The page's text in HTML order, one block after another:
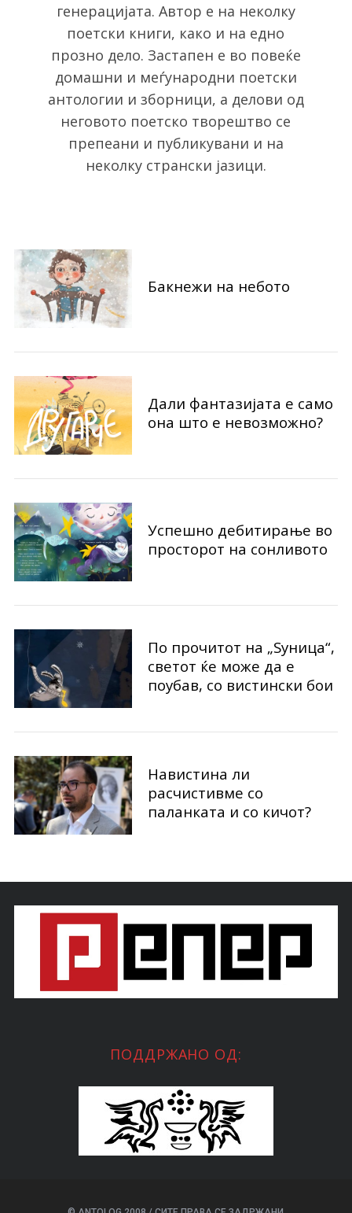
генерацијата. Автор е на неколку
поетски книги, како и на едно
прозно дело. Застапен е во повеќе
домашни и меѓународни поетски
антологии и зборници, а делови од
неговото поетско творештво се
препеани и публикувани и на
неколку странски јазици.
Бакнежи на небото
Дали фантазијата е само
она што е невозможно?
Успешно дебитирање во
просторот на сонливото
По прочитот на „Ѕуница“,
светот ќе може да е
поубав, со вистински бои
Навистина ли
расчистивме со
паланката и со кичот?
ПОДДРЖАНО ОД:
e
a
r
c
h
o
: